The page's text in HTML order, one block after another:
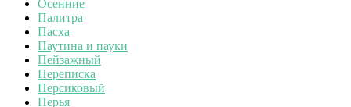
Осенние
Палитра
Пасха
Паутина и пауки
Пейзажный
Переписка
Персиковый
Перья